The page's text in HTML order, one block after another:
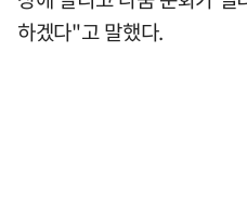
하겠다"고 말했다.